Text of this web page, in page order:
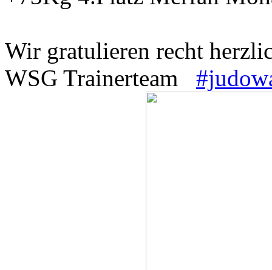
Wir gratulieren recht
WSG Trainerteam